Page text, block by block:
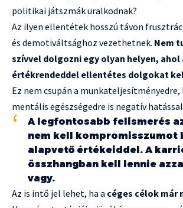
politikai játszmák uralkodnak?
Az ilyen ellentétek hosszú távon
és demotiváltsághoz vezethetnek. Nem
szívvel dolgozni egy olyan helyen, ahol
értékrendeddel ellentétes dolgokat
Ez nem csupán a munkateljesítményedre,
mentális egészségedre is negatív
A legfontosabb felismerés
nem kell kompromisszumot
alapvető értékeiddel. A
összhangban kell lennie
vagy.
Az is intő jel lehet, ha a céges célok már